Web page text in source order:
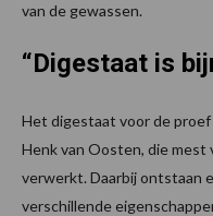
van de gewassen.
“Digestaat is
Het digestaat voor de
Henk van Oosten, die mest
verwerkt. Daarbij ontstaan
verschillende